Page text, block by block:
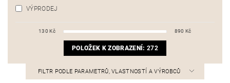
VÝPRODEJ
130 Kč 890 Kč
POLOŽEK K ZOBRAZENÍ: 272
FILTR PODLE PARAMETRŮ, VLASTNOSTÍ A VÝROBCŮ